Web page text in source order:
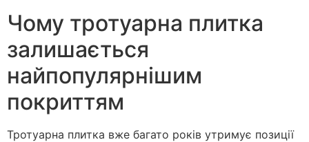
Чому тротуарна плитка
залишається
найпопулярнішим
покриттям
Тротуарна плитка вже багато років утримує позиції